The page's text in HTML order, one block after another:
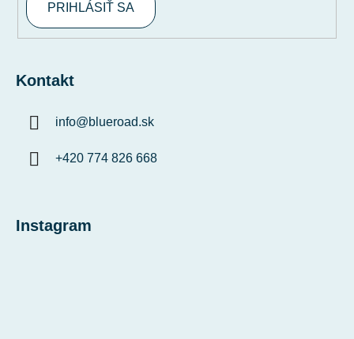
PRIHLÁSIŤ SA
Kontakt
info@blueroad.sk
+420 774 826 668
Instagram